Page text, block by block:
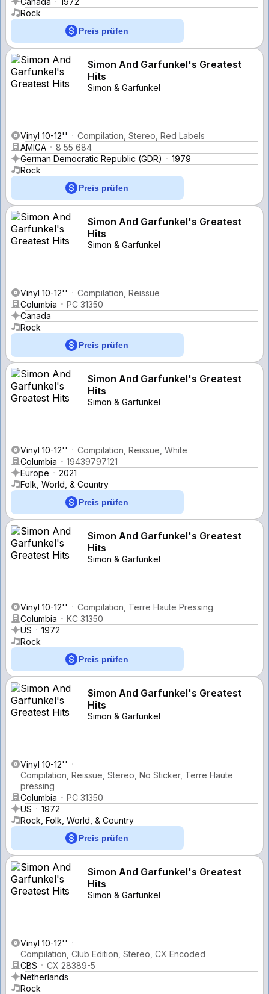
Rock
Preis prüfen
Simon And Garfunkel's Greatest
Hits
Simon & Garfunkel
Vinyl 10-12''
Compilation, Stereo, Red Labels
AMIGA
8 55 684
German Democratic Republic (GDR)
1979
Rock
Preis prüfen
Simon And Garfunkel's Greatest
Hits
Simon & Garfunkel
Vinyl 10-12''
Compilation, Reissue
Columbia
PC 31350
Canada
Rock
Preis prüfen
Simon And Garfunkel's Greatest
Hits
Simon & Garfunkel
Vinyl 10-12''
Compilation, Reissue, White
Columbia
19439797121
Europe
2021
Folk, World, & Country
Preis prüfen
Simon And Garfunkel's Greatest
Hits
Simon & Garfunkel
Vinyl 10-12''
Compilation, Terre Haute Pressing
Columbia
KC 31350
US
1972
Rock
Preis prüfen
Simon And Garfunkel's Greatest
Hits
Simon & Garfunkel
Vinyl 10-12''
Compilation, Reissue, Stereo, No Sticker, Terre Haute
pressing
Columbia
PC 31350
US
1972
Rock, Folk, World, & Country
Preis prüfen
Simon And Garfunkel's Greatest
Hits
Simon & Garfunkel
Vinyl 10-12''
Compilation, Club Edition, Stereo, CX Encoded
CBS
CX 28389-5
Netherlands
Rock